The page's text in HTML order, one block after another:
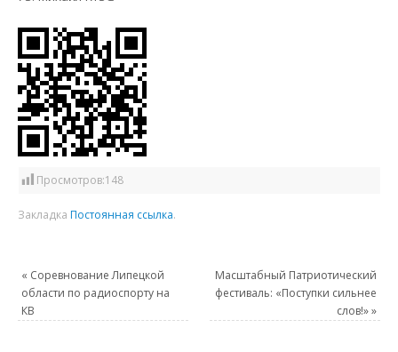
Просмотров:148
Закладка Постоянная ссылка.
« Соревнование Липецкой
области по радиоспорту на
КВ
Масштабный Патриотический
фестиваль: «Поступки сильнее
слов!»»